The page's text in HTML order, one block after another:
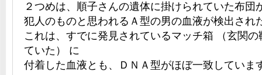
２つめは、順子さんの遺体に掛けられていた布団
犯人のものと思われるＡ型の男の血液が検出され
これは、すでに発見されているマッチ箱 （玄関
ていた） に
付着した血液とも、ＤＮＡ型がほぼ一致していま